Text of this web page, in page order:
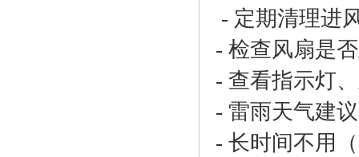
- 定期清理进
- 检查风扇是
- 查看指示灯
- 雷雨天气建
- 长时间不用